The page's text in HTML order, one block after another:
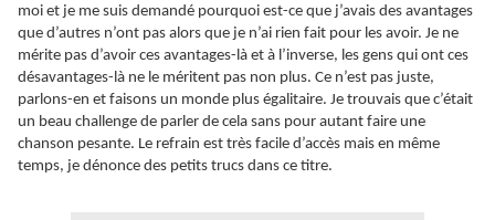
moi et je me suis demandé pourquoi est-ce que j’avais des avantages
que d’autres n’ont pas alors que je n’ai rien fait pour les avoir. Je ne
mérite pas d’avoir ces avantages-là et à l’inverse, les gens qui ont ces
désavantages-là ne le méritent pas non plus. Ce n’est pas juste,
parlons-en et faisons un monde plus égalitaire. Je trouvais que c’était
un beau challenge de parler de cela sans pour autant faire une
chanson pesante. Le refrain est très facile d’accès mais en même
temps, je dénonce des petits trucs dans ce titre.